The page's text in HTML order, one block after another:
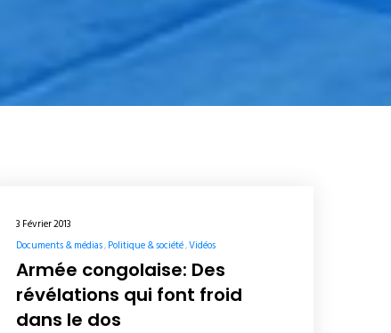
3 Février 2013
Documents & médias Politique & société Vidéos
Armée congolaise: Des
révélations qui font froid
dans le dos